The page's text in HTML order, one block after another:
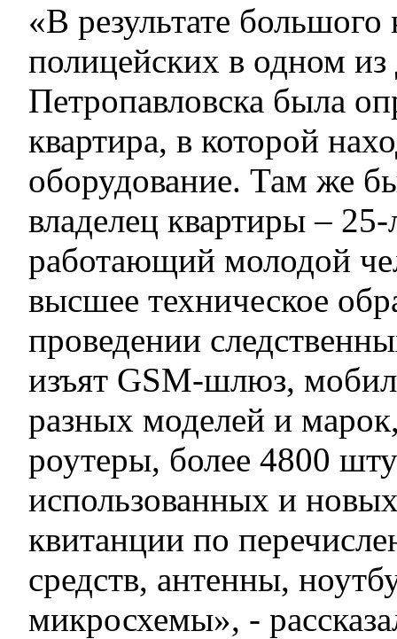
«В результате
полицейских в одном
Петропавловска была
квартира, в которой
оборудование. Там же
владелец квартиры –
работающий молодой
высшее техническое
проведении
изъят GSM-шлюз,
разных моделей и
роутеры, более 4800
использованных и
квитанции по
средств, антенны,
микросхемы», -